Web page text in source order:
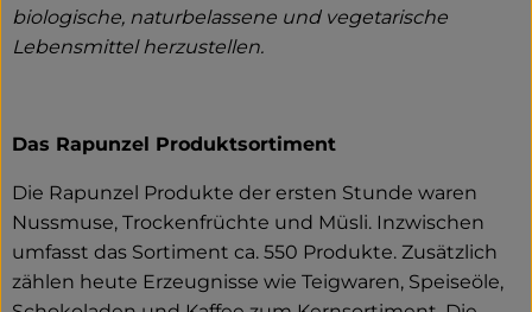
biologische, naturbelassene und vegetarische
Lebensmittel herzustellen.
Das Rapunzel Produktsortiment
Die Rapunzel Produkte der ersten Stunde waren
Nussmuse, Trockenfrüchte und Müsli. Inzwischen
umfasst das Sortiment ca. 550 Produkte. Zusätzlich
zählen heute Erzeugnisse wie Teigwaren, Speiseöle,